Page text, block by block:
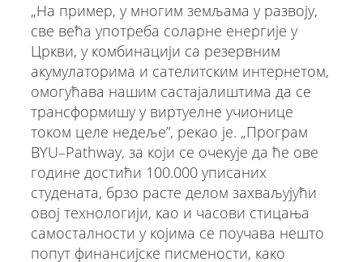
„На пример, у многим земљама у развоју,
све већа употреба соларне енергије у
Цркви, у комбинацији са резервним
акумулаторима и сателитским интернетом,
омогућава нашим састајалиштима да се
трансформишу у виртуелне учионице
током целе недеље”, рекао је. „Програм
BYU–Pathway, за који се очекује да ће ове
године достићи 100.000 уписаних
студената, брзо расте делом захваљујући
овој технологији, као и часови стицања
самосталности у којима се поучава нешто
попут финансијске писмености, како